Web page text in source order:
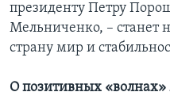
президенту Петру
Мельниченко, – станет
страну мир и
О позитивных